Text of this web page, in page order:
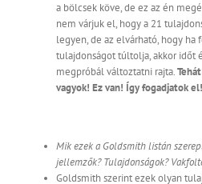
a bölcsek köve, de ez az én
nem várjuk el, hogy a 21
legyen, de az elvárható, hogy
tulajdonságot túltolja, akkor időt
megpróbál változtatni rajta.
vagyok! Ez van! Így fogadjatok
Mik ezek a Goldsmith listán
jellemzők? Tulajdonságok?
Goldsmith szerint ezek olyan